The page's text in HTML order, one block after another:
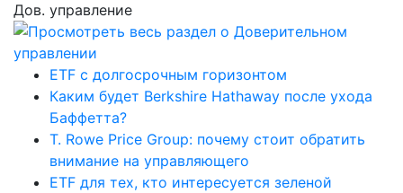
Дов. управление
ETF с долгосрочным горизонтом
Каким будет Berkshire Hathaway после ухода
Баффетта?
T. Rowe Price Group: почему стоит обратить
внимание на управляющего
ETF для тех, кто интересуется зеленой